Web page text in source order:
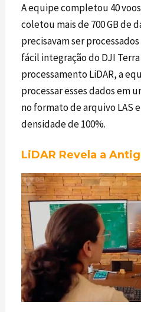
A equipe completou 40
coletou mais de 700 GB de
precisavam ser processados
fácil integração do DJI
processamentoLiDAR, a
processar esses dados em
no formato de arquivo LAS
densidade de 100%.
LiDAR Revela a